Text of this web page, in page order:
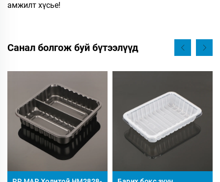
амжилт хүсье!
Санал болгож буй бүтээлүүд